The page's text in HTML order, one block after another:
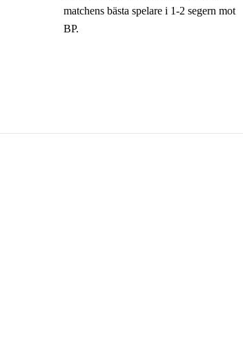
matchens bästa spelare i 1-2 segern mot
BP.